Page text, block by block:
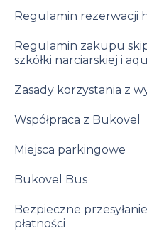
Regulamin rezerwacji
Regulamin zakupu
szkółki narciarskiej i
Zasady korzystania z
Współpraca z Bukovel
Miejsca parkingowe
Bukovel Bus
Bezpieczne
płatności